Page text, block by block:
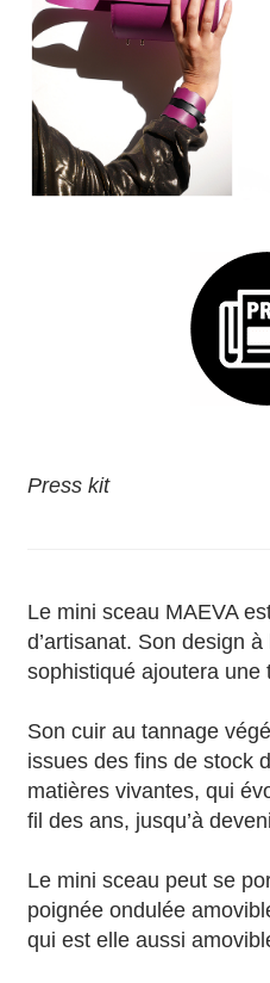
Press kit
Le mini sceau MAEVA
d’artisanat. Son design
sophistiqué ajoutera une
Son cuir au tannage
issues des fins de stock
matières vivantes, qui
fil des ans, jusqu’à
Le mini sceau peut se
poignée ondulée
qui est elle aussi